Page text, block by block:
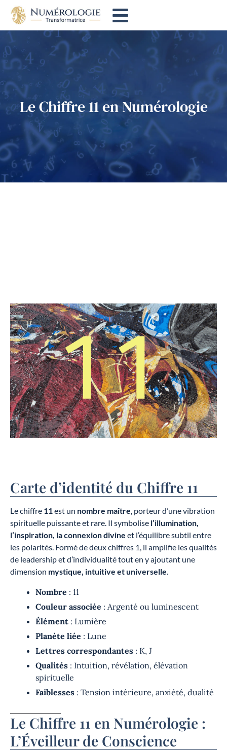
Le Chiffre 11 en Numérologie
Carte d’identité du Chiffre 11
Le chiffre 11est un nombre maître, porteur d’une vibration
spirituelle puissante et rare. Il symbolise l’illumination,
l’inspiration, la connexion divine et l’équilibre subtil entre
les polarités. Formé de deux chiffres 1, il amplifie les qualités
de leadership et d’individualité tout en y ajoutant une
dimension mystique, intuitive et universelle.
Nombre : 11
Couleur associée : Argenté ou luminescent
Élément : Lumière
Planète liée : Lune
Lettres correspondantes : K, J
Qualités : Intuition, révélation, élévation
spirituelle
Faiblesses : Tension intérieure, anxiété, dualité
Le Chiffre 11 en Numérologie :
L’Éveilleur de Conscience